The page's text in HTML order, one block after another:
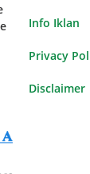
Info Iklan
Privacy
Disclaimer